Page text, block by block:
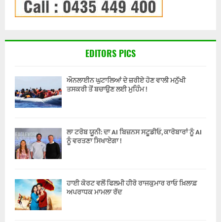
EDITORS PICS
ਔਨਲਾਈਨ ਘੁਟਾਲਿਆਂ ਦੇ ਜ਼ਰੀਏ ਹੋਣ ਵਾਲੀ ਮਨੁੱਖੀ
ਤਸਕਰੀ ਤੋਂ ਬਚਾਉਣ ਲਈ ਮੁਹਿੰਮ !
ਲਾ ਟਰੋਬ ਯੂਨੀ: ਦਾ AI ਬਿਜ਼ਨਸ ਸਟੂਡੀਓ, ਕਾਰੋਬਾਰਾਂ ਨੂੰ AI
ਨੂੰ ਵਰਤਣਾ ਸਿਖਾਏਗਾ !
ਹਾਈ ਕੋਰਟ ਵਲੋਂ ਫਿਲਮੀ ਹੀਰੋ ਰਾਜਕੁਮਾਰ ਰਾਓ ਖ਼ਿਲਾਫ਼
ਅਪਰਾਧਕ ਮਾਮਲਾ ਰੱਦ